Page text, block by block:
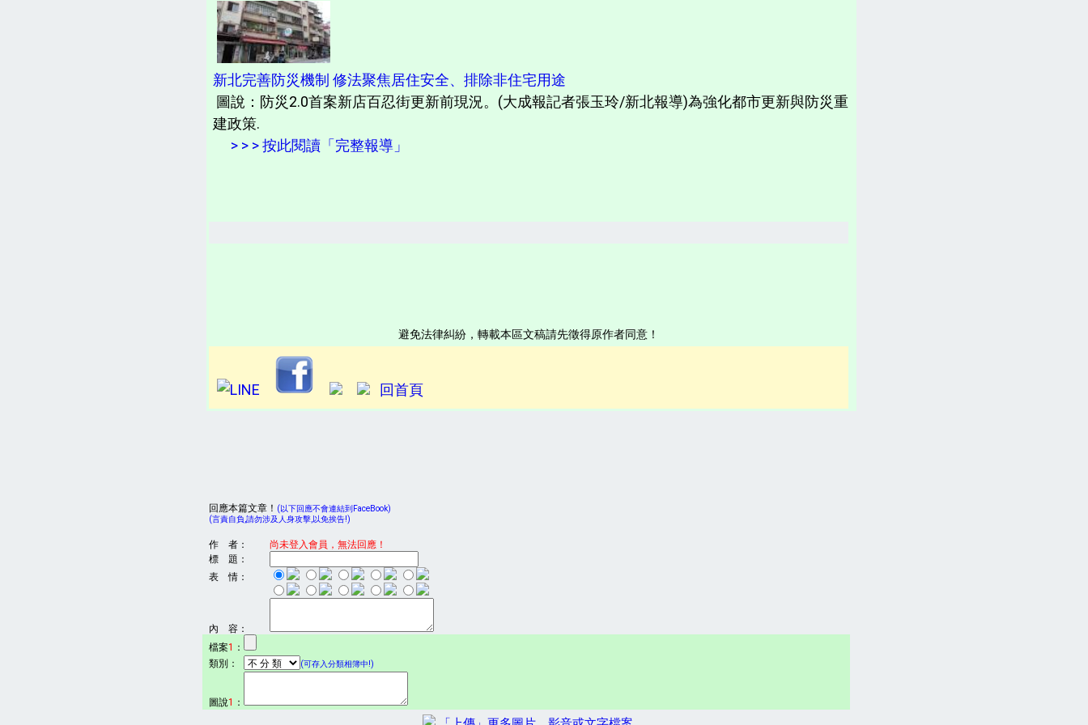
新北完善防災機制 修法聚焦居住安全、排除非住宅用途
圖說：防災2.0首案新店百忍街更新前現況。(大成報記者張玉玲/新北報導)為強化都市更新與防災重
建政策.
> > > 按此閱讀「完整報導」
避免法律糾紛，轉載本區文稿請先徵得原作者同意！
回首頁
回應本篇文章！ (以下回應不會連結到FaceBook)
(言責自負,請勿涉及人身攻擊,以免挨告!)
作 者：
尚未登入會員，無法回應！
標 題：
表 情：
內 容：
檔案1 ：
類別：
(可存入分類相簿中!)
圖說1 ：